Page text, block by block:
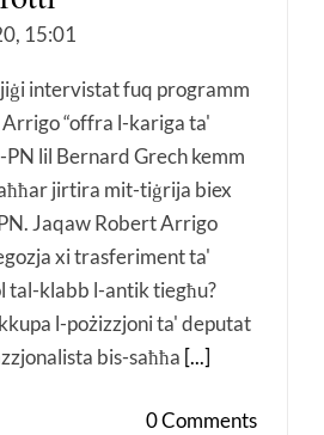
15:01
intervistat fuq programm
“offra l-kariga ta'
PN lil Bernard Grech kemm
jirtira mit-tiġrija biex
Jaqaw Robert Arrigo
xi trasferiment ta'
tal-klabb l-antik tiegħu?
l-pożizzjoni ta' deputat
bis-saħħa [...]
0 Comments